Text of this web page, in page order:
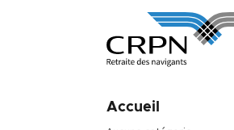
Accueil